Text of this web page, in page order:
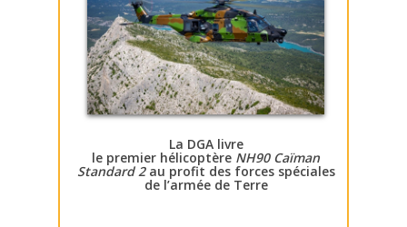
La DGA livre
le premier hélicoptère NH90 Caïman
Standard 2au profit des forces spéciales
de l’armée de Terre